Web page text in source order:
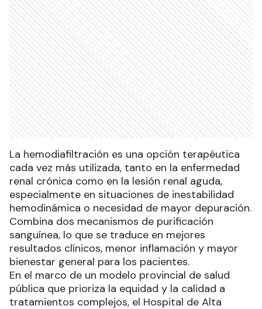
La hemodiafiltración es una opción terapéutica
cada vez más utilizada, tanto en la enfermedad
renal crónica como en la lesión renal aguda,
especialmente en situaciones de inestabilidad
hemodinámica o necesidad de mayor depuración.
Combina dos mecanismos de purificación
sanguínea, lo que se traduce en mejores
resultados clínicos, menor inflamación y mayor
bienestar general para los pacientes.
En el marco de un modelo provincial de salud
pública que prioriza la equidad y la calidad a
tratamientos complejos, el Hospital de Alta